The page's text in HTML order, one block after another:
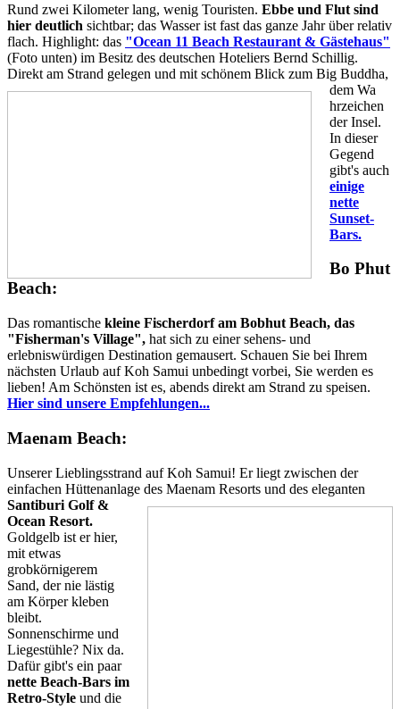
Rund zwei Kilometer lang, wenig Touristen. Ebbe und Flut sind
hier deutlich sichtbar; das Wasser ist fast das ganze Jahr über relativ
flach. Highlight: das "Ocean 11 Beach Restaurant & Gästehaus"
(Foto unten) im Besitz des deutschen Hoteliers Bernd Schillig.
Direkt am Strand gelegen und mit schönem Blick zum Big Buddha,
dem Wa
hrzeichen
der Insel.
In dieser
Gegend
gibt's auch
einige
nette
Sunset-
Bars.
Bo Phut
Beach:
Das romantische kleine Fischerdorf am Bobhut Beach, das
"Fisherman's Village", hat sich zu einer sehens- und
erlebniswürdigen Destination gemausert. Schauen Sie bei Ihrem
nächsten Urlaub auf Koh Samui unbedingt vorbei, Sie werden es
lieben! Am Schönsten ist es, abends direkt am Strand zu speisen.
Hier sind unsere Empfehlungen...
Maenam Beach:
Unserer Lieblingsstrand auf Koh Samui! Er liegt zwischen der
einfachen Hüttenanlage des Maenam Resorts und des eleganten
Santiburi Golf &
Ocean Resort.
Goldgelb ist er hier,
mit etwas
grobkörnigerem
Sand, der nie lästig
am Körper kleben
bleibt.
Sonnenschirme und
Liegestühle? Nix da.
Dafür gibt's ein paar
nette Beach-Bars im
Retro-Style und die